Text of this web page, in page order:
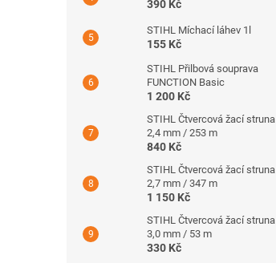
390 Kč
STIHL Míchací láhev 1l
155 Kč
STIHL Přilbová souprava
FUNCTION Basic
1 200 Kč
STIHL Čtvercová žací struna
2,4 mm / 253 m
840 Kč
STIHL Čtvercová žací struna
2,7 mm / 347 m
1 150 Kč
STIHL Čtvercová žací struna
3,0 mm / 53 m
330 Kč